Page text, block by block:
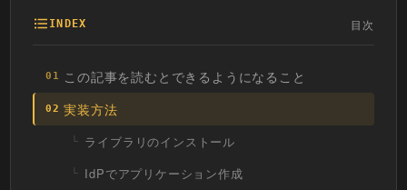
INDEX 目次
01 この記事を読むとできるようになること
02 実装方法
ライブラリのインストール
IdPでアプリケーション作成